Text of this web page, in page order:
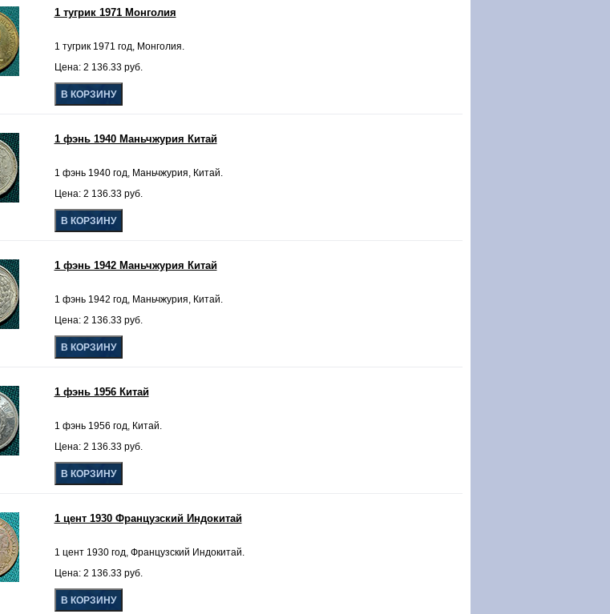
1 тугрик 1971 Монголия
1 тугрик 1971 год, Монголия.
Цена: 2 136.33 руб.
1 фэнь 1940 Маньчжурия Китай
1 фэнь 1940 год, Маньчжурия, Китай.
Цена: 2 136.33 руб.
1 фэнь 1942 Маньчжурия Китай
1 фэнь 1942 год, Маньчжурия, Китай.
Цена: 2 136.33 руб.
1 фэнь 1956 Китай
1 фэнь 1956 год, Китай.
Цена: 2 136.33 руб.
1 цент 1930 Французский Индокитай
1 цент 1930 год, Французский Индокитай.
Цена: 2 136.33 руб.